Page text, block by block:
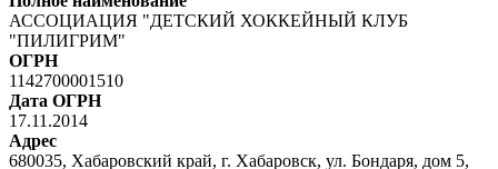
АССОЦИАЦИЯ "ДЕТСКИЙ ХОККЕЙНЫЙ КЛУБ
"ПИЛИГРИМ"
ОГРН
1142700001510
Дата ОГРН
17.11.2014
Адрес
680035, Хабаровский край, г. Хабаровск, ул. Бондаря, дом 5,